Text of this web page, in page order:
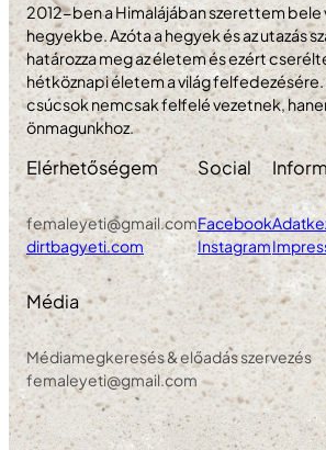
2012-ben a Himalájában szerettem bele
hegyekbe. Azóta a hegyek és az utazás
határozza meg az életem és ezért
hétköznapi életem a világ felfedezésére.
csúcsok nemcsak felfelé vezetnek,
önmagunkhoz.
Elérhetőségem
femaleyeti@gmail.com
dirtbagyeti.com
Social
Facebook
Instagram
Média
Médiamegkeresés & előadás szervezés
femaleyeti@gmail.com